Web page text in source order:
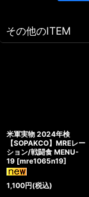
その他のITEM
米軍実物 2024年検
【SOPAKCO】MREレー
ション/戦闘食 MENU-
19 [mre1065n19]
1,100円(税込)